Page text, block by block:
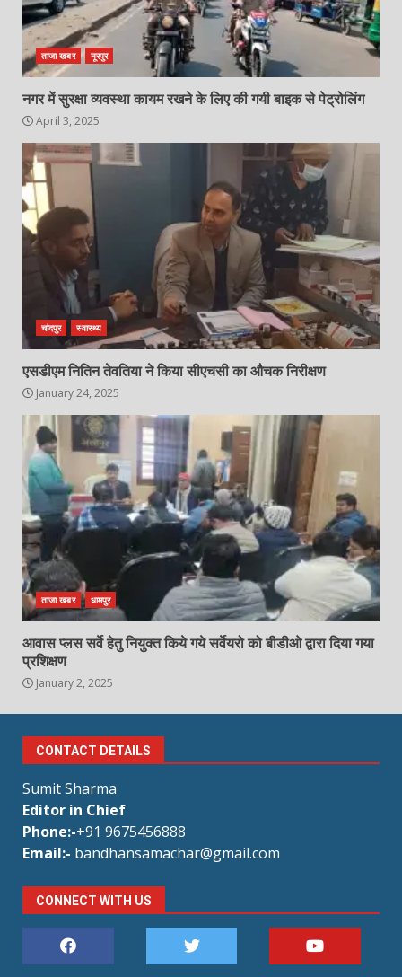
ताजा खबर नूरपुर
नगर में सुरक्षा व्यवस्था कायम रखने के लिए की गयी बाइक से पेट्रोलिंग
April 3, 2025
चांदपुर स्वास्थ्य
एसडीएम नितिन तेवतिया ने किया सीएचसी का औचक निरीक्षण
January 24, 2025
ताजा खबर धामपुर
आवास प्लस सर्वे हेतु नियुक्त किये गये सर्वेयरो को बीडीओ द्वारा दिया गया
प्रशिक्षण
January 2, 2025
CONTACT DETAILS
Sumit Sharma
Editor in Chief
Phone:-+91 9675456888
Email:- bandhansamachar@gmail.com
CONNECT WITH US